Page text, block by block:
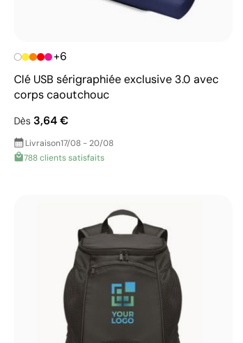
+6
Clé USB sérigraphiée exclusive 3.0 avec
corps caoutchouc
Dès 3,64 €
Livraison17/08 - 20/08
788 clients satisfaits